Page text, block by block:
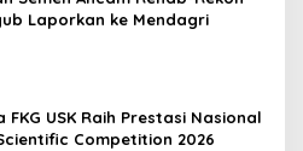
Laporkan ke Mendagri
FKG USK Raih Prestasi Nasional
Competition 2026